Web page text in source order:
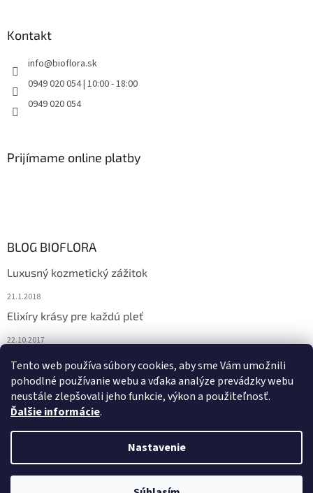
Tento web používa súbory cookies, aby sme Vám umožnili
pohodlné používanie webu a vďaka analýze prevádzky webu
neustále zlepšovali jeho funkcie, výkon a použiteľnosť.
Ďalšie informácie.
Nastavenie
Kontakt
info@bioflora.sk
0949 020 054 | 10:00 - 18:00
0949 020 054
Prijímame online platby
BLOG BIOFLORA
Luxusný kozmetický zážitok
21.1.2018
Elixíry krásy pre každú pleť
22.10.2017
Spoznajte prírodnú kozmetiku Sante
10.10.2017
Copyright 2026Bioflora.sk. Všetky práva vyhradené.Upraviť